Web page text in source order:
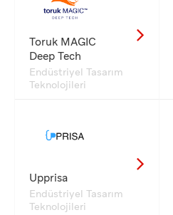
Toruk MAGIC
Deep Tech
Endüstriyel Tasarım
Teknolojileri
Upprisa
Endüstriyel Tasarım
Teknolojileri